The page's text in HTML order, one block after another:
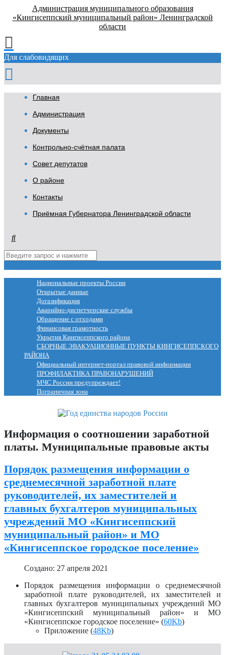
Администрация муниципального образования
«Кингисеппский муниципальный район» Ленинградской
области
Для слабовидящих
Главная
Администрация
Документы
Контрольно-счётная палата
Совет депутатов
О районе
Контакты
Приёмная Губернатора Ленинградской области
Национальные проекты России
Открытые данные
Догазификация
Аварийно-диспетчерские службы
Обращение с отходами
Финансовая грамотность
Укрытия Кингисеппского района
СБОРНЫЕ ЭВАКУАЦИОННЫЕ ПУНКТЫ КИНГИСЕППСКОГО
РАЙОНА
Официальный интернет-портал правовой информации
ПРОФИЛАКТИКА ПРАВОНАРУШЕНИЙ
МЧС России предупреждает!
Пограничная зона
Информация о соотношении заработной
платы. Муниципальные правовые акты
Порядок размещения информации о
среднемесячной заработной плате
руководителей, их заместителей и
главных бухгалтеров муниципальных
учреждений МО «Кингисеппский
муниципальный район» и МО
«Кингисеппское городское поселение»
Создано: 27 апреля 2021
Порядок размещения информации о среднемесячной
заработной плате руководителей, их заместителей и
главных бухгалтеров муниципальных учреждений МО
«Кингисеппский муниципальный район» и МО
«Кингисеппское городское поселение» (60Kb)
Приложение (48Kb)